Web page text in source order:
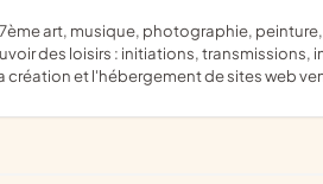
des loisirs : initiations,
et l'hébergement de sites web